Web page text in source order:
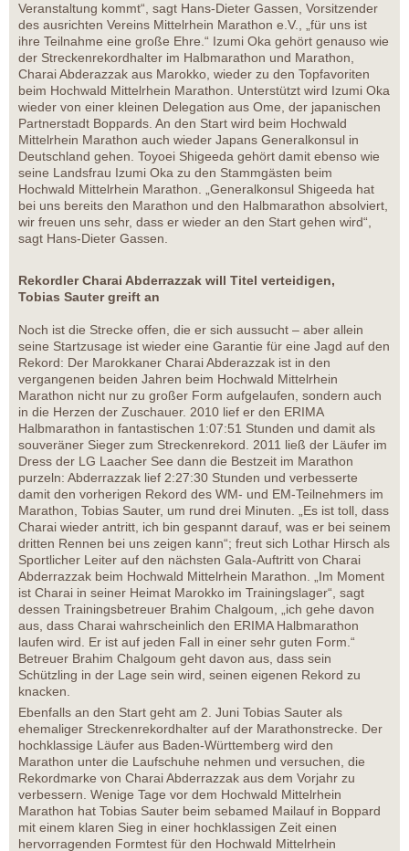
Veranstaltung kommt“, sagt Hans-Dieter Gassen, Vorsitzender
des ausrichten Vereins Mittelrhein Marathon e.V., „für uns ist
ihre Teilnahme eine große Ehre.“ Izumi Oka gehört genauso wie
der Streckenrekordhalter im Halbmarathon und Marathon,
Charai Abderazzak aus Marokko, wieder zu den Topfavoriten
beim Hochwald Mittelrhein Marathon. Unterstützt wird Izumi Oka
wieder von einer kleinen Delegation aus Ome, der japanischen
Partnerstadt Boppards. An den Start wird beim Hochwald
Mittelrhein Marathon auch wieder Japans Generalkonsul in
Deutschland gehen. Toyoei Shigeeda gehört damit ebenso wie
seine Landsfrau Izumi Oka zu den Stammgästen beim
Hochwald Mittelrhein Marathon. „Generalkonsul Shigeeda hat
bei uns bereits den Marathon und den Halbmarathon absolviert,
wir freuen uns sehr, dass er wieder an den Start gehen wird“,
sagt Hans-Dieter Gassen.
Rekordler Charai Abderrazzak will Titel verteidigen,
Tobias Sauter greift an
Noch ist die Strecke offen, die er sich aussucht – aber allein
seine Startzusage ist wieder eine Garantie für eine Jagd auf den
Rekord: Der Marokkaner Charai Abderazzak ist in den
vergangenen beiden Jahren beim Hochwald Mittelrhein
Marathon nicht nur zu großer Form aufgelaufen, sondern auch
in die Herzen der Zuschauer. 2010 lief er den ERIMA
Halbmarathon in fantastischen 1:07:51 Stunden und damit als
souveräner Sieger zum Streckenrekord. 2011 ließ der Läufer im
Dress der LG Laacher See dann die Bestzeit im Marathon
purzeln: Abderrazzak lief 2:27:30 Stunden und verbesserte
damit den vorherigen Rekord des WM- und EM-Teilnehmers im
Marathon, Tobias Sauter, um rund drei Minuten. „Es ist toll, dass
Charai wieder antritt, ich bin gespannt darauf, was er bei seinem
dritten Rennen bei uns zeigen kann“; freut sich Lothar Hirsch als
Sportlicher Leiter auf den nächsten Gala-Auftritt von Charai
Abderrazzak beim Hochwald Mittelrhein Marathon. „Im Moment
ist Charai in seiner Heimat Marokko im Trainingslager“, sagt
dessen Trainingsbetreuer Brahim Chalgoum, „ich gehe davon
aus, dass Charai wahrscheinlich den ERIMA Halbmarathon
laufen wird. Er ist auf jeden Fall in einer sehr guten Form.“
Betreuer Brahim Chalgoum geht davon aus, dass sein
Schützling in der Lage sein wird, seinen eigenen Rekord zu
knacken.
Ebenfalls an den Start geht am 2. Juni Tobias Sauter als
ehemaliger Streckenrekordhalter auf der Marathonstrecke. Der
hochklassige Läufer aus Baden-Württemberg wird den
Marathon unter die Laufschuhe nehmen und versuchen, die
Rekordmarke von Charai Abderrazzak aus dem Vorjahr zu
verbessern. Wenige Tage vor dem Hochwald Mittelrhein
Marathon hat Tobias Sauter beim sebamed Mailauf in Boppard
mit einem klaren Sieg in einer hochklassigen Zeit einen
hervorragenden Formtest für den Hochwald Mittelrhein